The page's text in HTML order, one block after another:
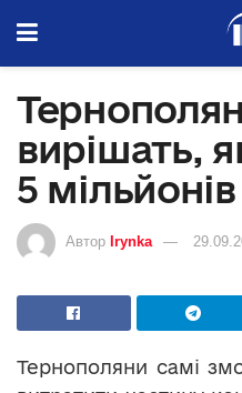
вирішать,
5
Автор Irynka
Тернополяни самі